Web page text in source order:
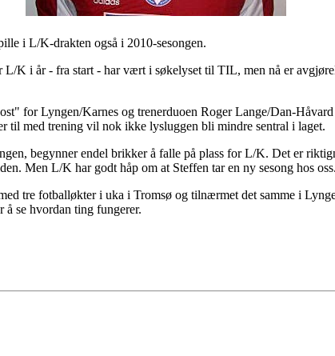
i L/K-drakten også i 2010-sesongen.
L/K i år - fra start - har vært i søkelyset til TIL, men nå er
for Lyngen/Karnes og trenerduoen Roger Lange/Dan-
til med trening vil nok ikke lysluggen bli mindre sentral i laget.
begynner endel brikker å falle på plass for L/K. Det er
Men L/K har godt håp om at Steffen tar en ny sesong hos oss.
tre fotballøkter i uka i Tromsø og tilnærmet det samme i
se hvordan ting fungerer.